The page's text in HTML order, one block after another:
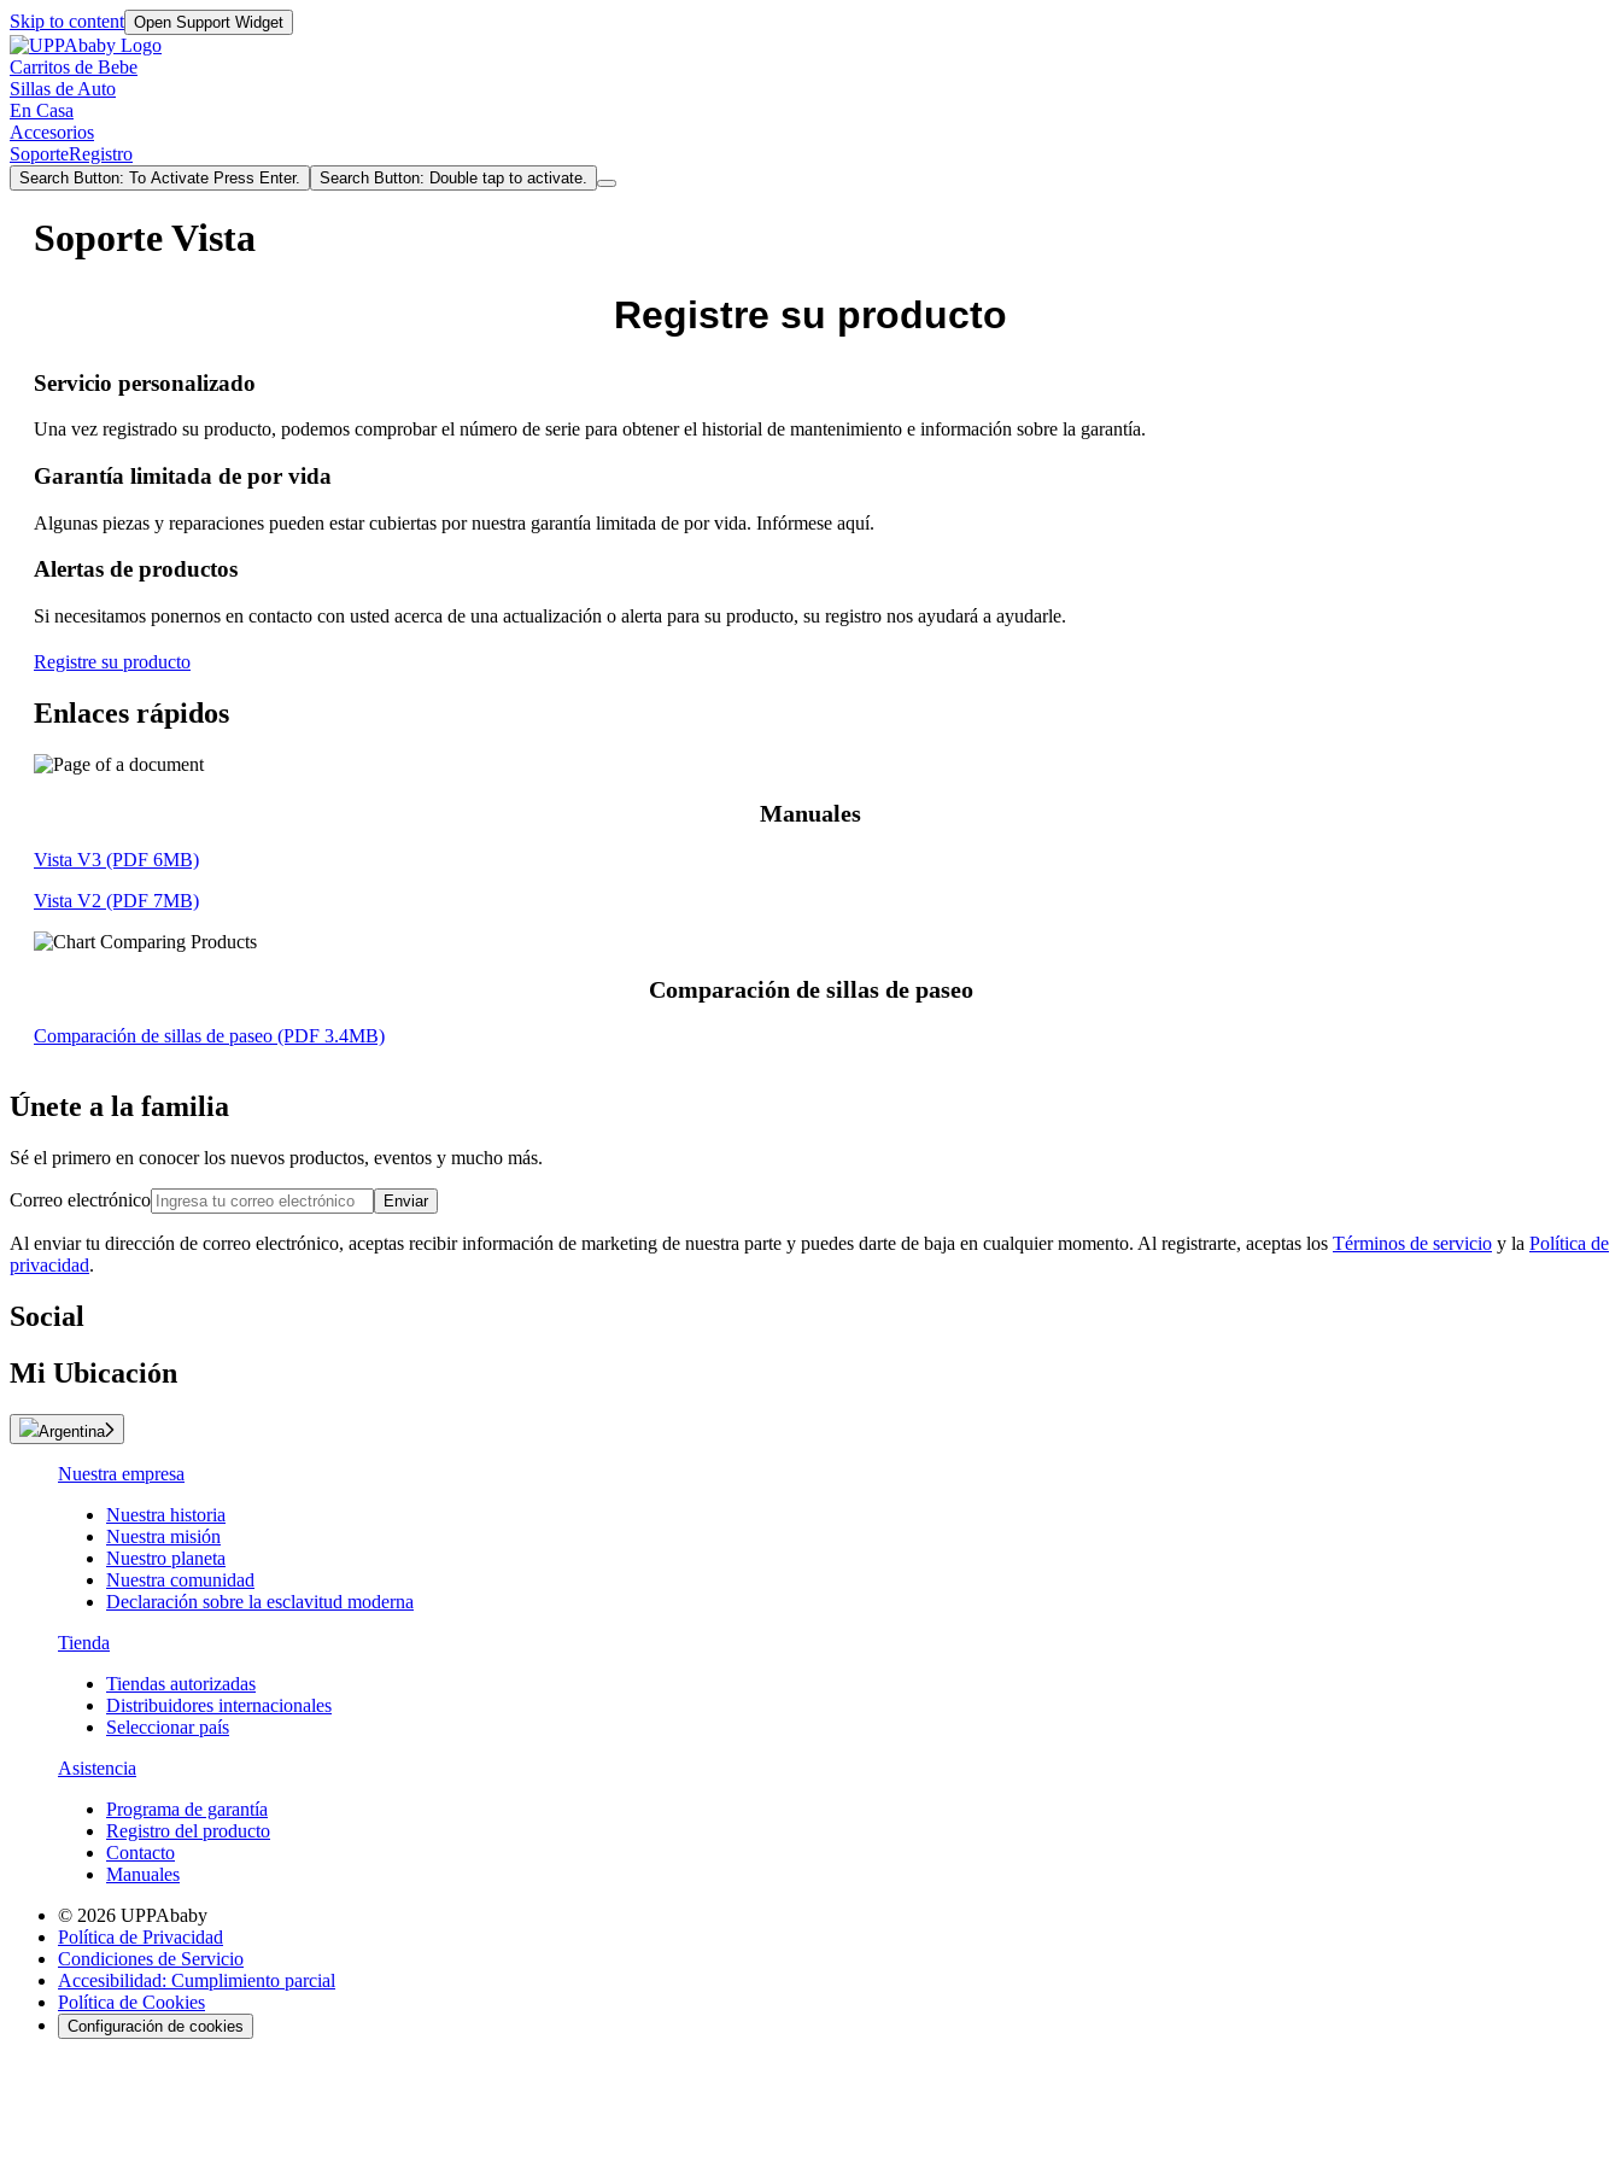
Skip to content Open Support Widget
Carritos de Bebe
Sillas de Auto
En Casa
Accesorios
SoporteRegistro
Search Button: To Activate Press Enter. Search Button: Double tap to activate.
Soporte Vista
Registre su producto
Servicio personalizado
Una vez registrado su producto, podemos comprobar el número de serie para obtener el historial de mantenimiento e información sobre la garantía.
Garantía limitada de por vida
Algunas piezas y reparaciones pueden estar cubiertas por nuestra garantía limitada de por vida. Infórmese aquí.
Alertas de productos
Si necesitamos ponernos en contacto con usted acerca de una actualización o alerta para su producto, su registro nos ayudará a ayudarle.
Registre su producto
Enlaces rápidos
Manuales
Vista V3 (PDF 6MB)
Vista V2 (PDF 7MB)
Comparación de sillas de paseo
Comparación de sillas de paseo (PDF 3.4MB)
Únete a la familia
Sé el primero en conocer los nuevos productos, eventos y mucho más.
Correo electrónico Enviar
Al enviar tu dirección de correo electrónico, aceptas recibir información de marketing de nuestra parte y puedes darte de baja en cualquier momento. Al registrarte, aceptas los Términos de servicio y la Política de
privacidad.
Social
Mi Ubicación
Argentina
Nuestra empresa
Nuestra historia
Nuestra misión
Nuestro planeta
Nuestra comunidad
Declaración sobre la esclavitud moderna
Tienda
Tiendas autorizadas
Distribuidores internacionales
Seleccionar país
Asistencia
Programa de garantía
Registro del producto
Contacto
Manuales
© 2026 UPPAbaby
Política de Privacidad
Condiciones de Servicio
Accesibilidad: Cumplimiento parcial
Política de Cookies
Configuración de cookies